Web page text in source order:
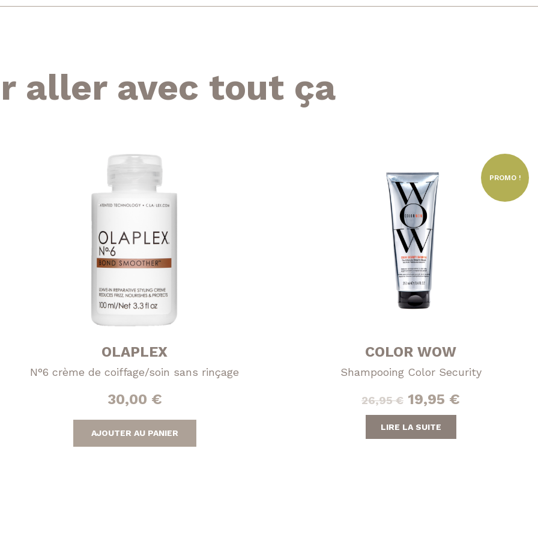
aller avec tout ça
OLAPLEX
N°6 crème de coiffage/soin sans rinçage
30,00 €
AJOUTER AU PANIER
PROMO !
COLOR WOW
Shampooing Color Security
26,95€ Le
prix
initial
19,95 €
LIRE LA SUITE